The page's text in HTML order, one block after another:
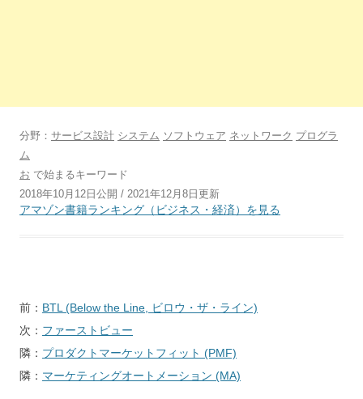
分野： サービス設計 システム ソフトウェア ネットワーク プログラ
ム
お で始まるキーワード
2018年10月12日公開 / 2021年12月8日更新
アマゾン書籍ランキング（ビジネス・経済）を見る
投
稿
ナ
ビ
前： BTL (Below the Line, ビロウ・ザ・ライン)
次： ファーストビュー
隣： プロダクトマーケットフィット (PMF)
隣： マーケティングオートメーション (MA)